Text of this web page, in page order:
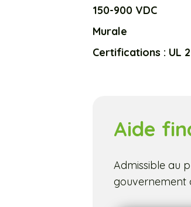
150-900 VDC
Murale
Certifications : UL
Aide
Admissible au
gouvernement